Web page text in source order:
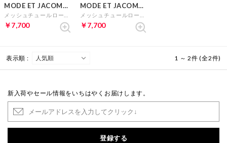
MODE ET JACOMO carino
￥7,700
MODE ET JACOMO carino
￥7,700
表示順 : 1 ～ 2件 (全2件)
新入荷やセール情報をいちはやくお届けします。
登録する